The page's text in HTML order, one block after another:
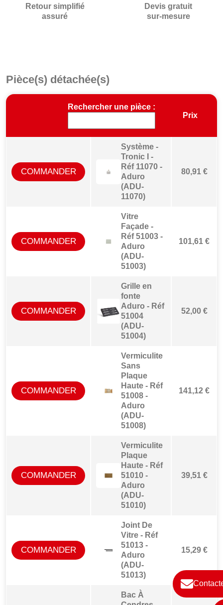
Retour simplifié
assuré
Devis gratuit
sur-mesure
Pièce(s) détachée(s)
Rechercher une pièce :
Prix
Système -
Tronic I -
Réf 11070 -
Aduro
(ADU-
11070)
80,91 €
COMMANDER
Vitre
Façade -
Réf 51003 -
Aduro
(ADU-
51003)
101,61 €
COMMANDER
Grille en
fonte
Aduro - Réf
51004
(ADU-
51004)
52,00 €
COMMANDER
Vermiculite
Sans
Plaque
Haute - Réf
51008 -
Aduro
(ADU-
51008)
141,12 €
COMMANDER
Vermiculite
Plaque
Haute - Réf
51010 -
Aduro
(ADU-
51010)
39,51 €
COMMANDER
Joint De
Vitre - Réf
51013 -
Aduro
(ADU-
51013)
15,29 €
COMMANDER
Bac À